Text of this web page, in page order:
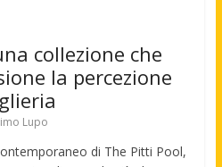
collezione che
la percezione
Lupo
di The Pitti Pool,